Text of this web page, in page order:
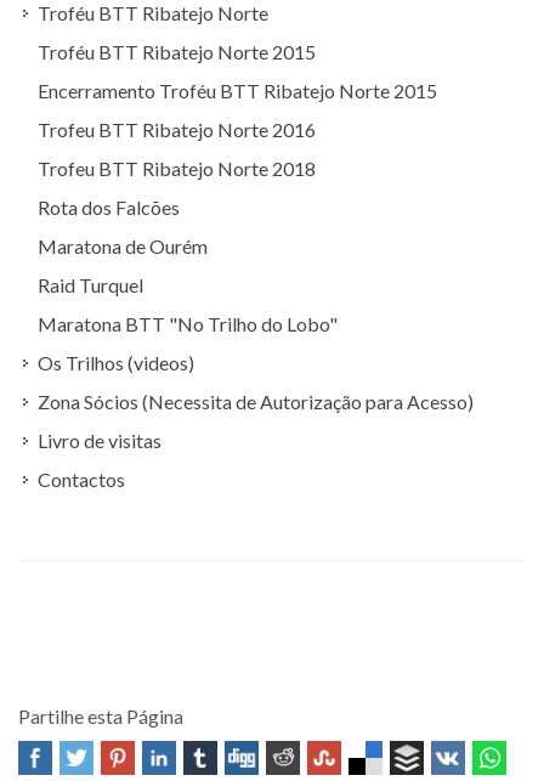
Troféu BTT Ribatejo Norte
Troféu BTT Ribatejo Norte 2015
Encerramento Troféu BTT Ribatejo Norte 2015
Trofeu BTT Ribatejo Norte 2016
Trofeu BTT Ribatejo Norte 2018
Rota dos Falcões
Maratona de Ourém
Raid Turquel
Maratona BTT "No Trilho do Lobo"
Os Trilhos (videos)
Zona Sócios (Necessita de Autorização para Acesso)
Livro de visitas
Contactos
Partilhe esta Página